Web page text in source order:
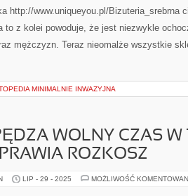
http://www.uniqueyou.pl/Bizuteria_srebrna
to z kolei powoduje, że jest niezwykle
mężczyzn. Teraz nieomalże wszystkie
MINIMALNIE INWAZYJNA
WOLNY CZAS W
ROZKOSZ
LIP - 29 - 2025 MOŻLIWOŚĆ